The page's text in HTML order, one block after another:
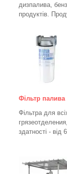
дизпалива,
продуктів.
Фільтр палива
Фільтра для
здатності - від